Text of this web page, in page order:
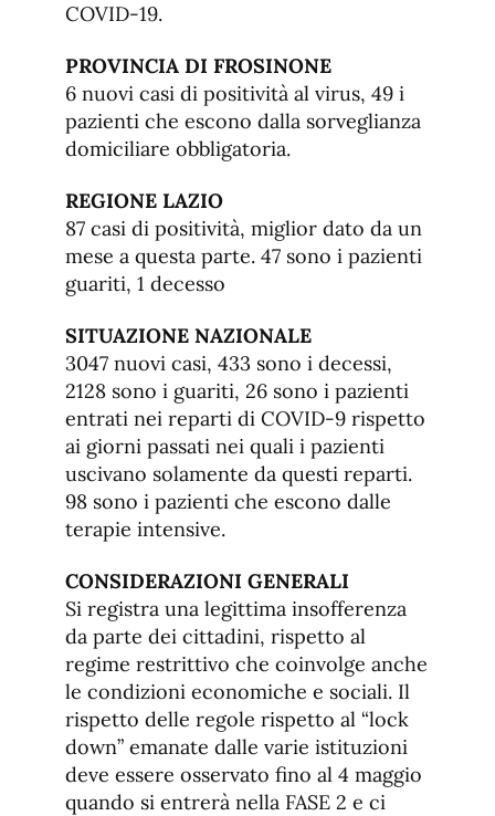
COVID-19.
PROVINCIA DI FROSINONE
6 nuovi casi di positività al virus, 49 i
pazienti che escono dalla sorveglianza
domiciliare obbligatoria.
REGIONE LAZIO
87 casi di positività, miglior dato da un
mese a questa parte. 47 sono i pazienti
guariti, 1 decesso
SITUAZIONE NAZIONALE
3047 nuovi casi, 433 sono i decessi,
2128 sono i guariti, 26 sono i pazienti
entrati nei reparti di COVID-9 rispetto
ai giorni passati nei quali i pazienti
uscivano solamente da questi reparti.
98 sono i pazienti che escono dalle
terapie intensive.
CONSIDERAZIONI GENERALI
Si registra una legittima insofferenza
da parte dei cittadini, rispetto al
regime restrittivo che coinvolge anche
le condizioni economiche e sociali. Il
rispetto delle regole rispetto al “lock
down” emanate dalle varie istituzioni
deve essere osservato fino al 4 maggio
quando si entrerà nella FASE 2 e ci